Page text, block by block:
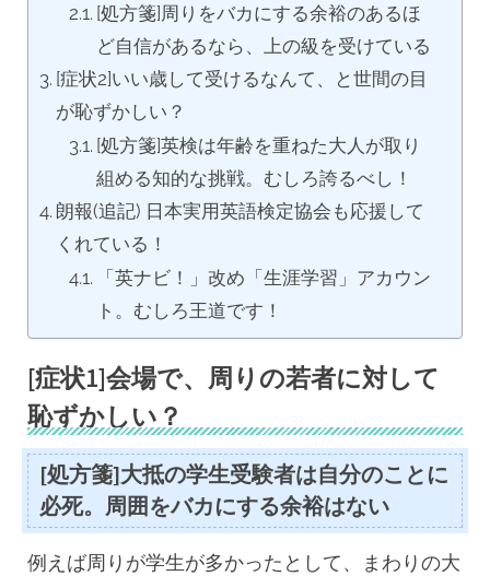
[処方箋]周りをバカにする余裕のあるほ
ど自信があるなら、上の級を受けている
[症状2]いい歳して受けるなんて、と世間の目
が恥ずかしい？
[処方箋]英検は年齢を重ねた大人が取り
組める知的な挑戦。むしろ誇るべし！
朗報(追記) 日本実用英語検定協会も応援して
くれている！
「英ナビ！」改め「生涯学習」アカウン
ト。むしろ王道です！
[症状1]会場で、周りの若者に対して
恥ずかしい？
[処方箋]大抵の学生受験者は自分のことに
必死。周囲をバカにする余裕はない
例えば周りが学生が多かったとして、まわりの大